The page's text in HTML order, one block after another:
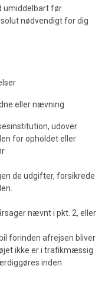
umiddelbart før
nødvendigt for dig
eller nævning
udover
for opholdet eller
de udgifter, forsikrede
nævnt i pkt. 2, eller
forinden afrejsen bliver
ikke er i trafikmæssig
inden